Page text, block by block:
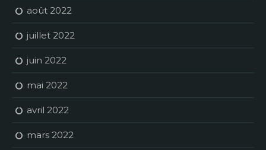
août 2022
juillet 2022
juin 2022
mai 2022
avril 2022
mars 2022